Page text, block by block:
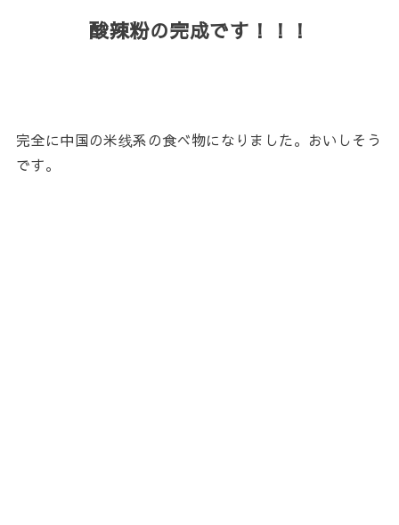
酸辣粉の完成です！！！
完全に中国の米线系の食べ物になりました。おいしそう
です。